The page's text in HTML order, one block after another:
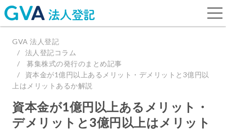
GVA 法人登記
法人登記コラム
募集株式の発行のまとめ記事
資本金が1億円以上あるメリット・デメリットと3億円以
上はメリットあるか解説
資本金が1億円以上あるメリット・
デメリットと3億円以上はメリット